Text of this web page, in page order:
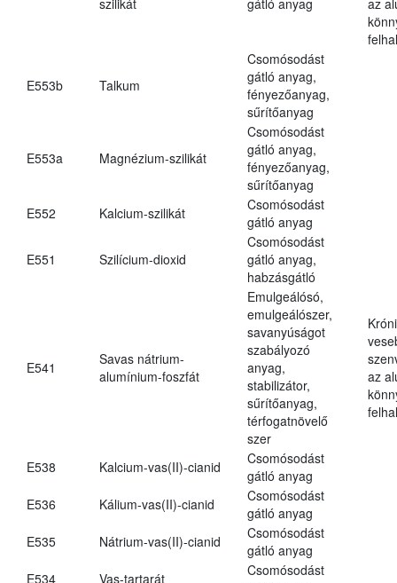
E553b Talkum
Csomósodást
gátló anyag,
fényezőanyag,
sűrítőanyag
E553a Magnézium-szilikát
Csomósodást
gátló anyag,
fényezőanyag,
sűrítőanyag
E552
Kalcium-szilikát
Csomósodást
gátló anyag
E551 Szilícium-dioxid
Csomósodást
gátló anyag,
habzásgátló
E541
Savas nátrium-
alumínium-foszfát
Emulgeálósó,
emulgeálószer,
savanyúságot
szabályozó
anyag,
stabilizátor,
sűrítőanyag,
térfogatnövelő
szer
az
E538 Kalcium-vas(II)-cianid
Csomósodást
gátló anyag
E536
Kálium-vas(II)-cianid
Csomósodást
gátló anyag
E535
Nátrium-vas(II)-cianid
Csomósodást
gátló anyag
E534
Vas-tartarát
Csomósodást